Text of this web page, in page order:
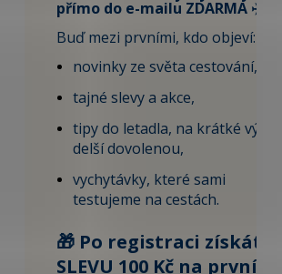
přímo do e-mailu ZDARMA ✈️
Buď mezi prvními, kdo objeví:
novinky ze světa cestování,
tajné slevy a akce,
tipy do letadla, na krátké výlety i
delší dovolenou,
vychytávky, které sami
testujeme na cestách.
🎁 Po registraci získáte
SLEVU 100 Kč na první